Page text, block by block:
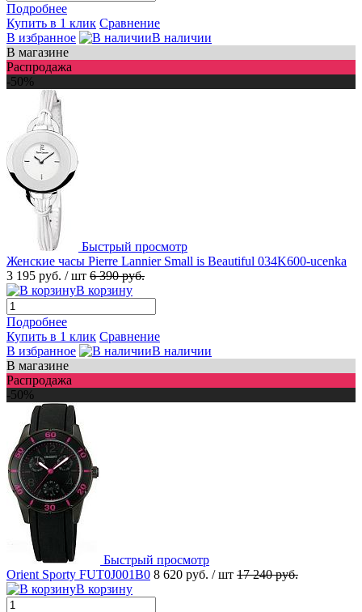
Подробнее
Купить в 1 клик Сравнение
В избранное
В наличии
В магазине
Распродажа
-50%
Быстрый просмотр
Женские часы Pierre Lannier Small is Beautiful 034K600-ucenka
3 195 руб. / шт 6 390 руб.
В корзину
Подробнее
Купить в 1 клик Сравнение
В избранное
В наличии
В магазине
Распродажа
-50%
Быстрый просмотр
Orient Sporty FUT0J001B0 8 620 руб. / шт 17 240 руб.
В корзину